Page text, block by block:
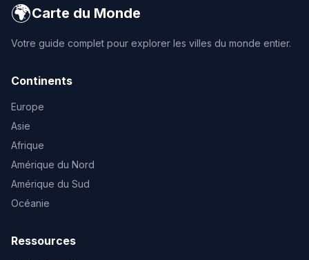
🌍Carte du Monde
Votre guide complet pour explorer les villes du monde entier.
Continents
Europe
Asie
Afrique
Amérique du Nord
Amérique du Sud
Océanie
Ressources